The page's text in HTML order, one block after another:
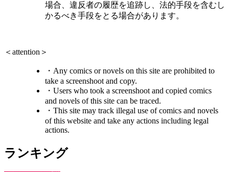
場合、違反者の履歴を追跡し、法的手段を含むし
かるべき手段をとる場合があります。
＜attention＞
・Any comics or novels on this site are prohibited to
take a screenshoot and copy.
・Users who took a screenshoot and copied comics
and novels of this site can be traced.
・This site may track illegal use of comics and novels
of this website and take any actions including legal
actions.
ランキング